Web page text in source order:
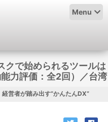
Menu
で始められるツールは
力評価：全2回）／台湾
経営者が踏み出す”かんたんDX”